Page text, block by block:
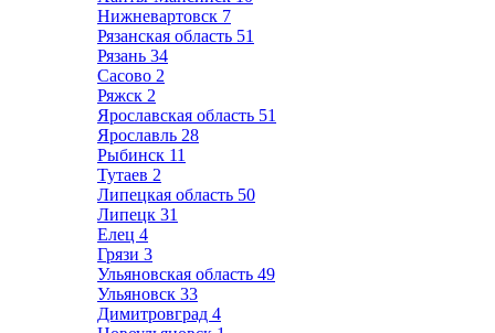
Нижневартовск 7
Рязанская область 51
Рязань 34
Сасово 2
Ряжск 2
Ярославская область 51
Ярославль 28
Рыбинск 11
Тутаев 2
Липецкая область 50
Липецк 31
Елец 4
Грязи 3
Ульяновская область 49
Ульяновск 33
Димитровград 4